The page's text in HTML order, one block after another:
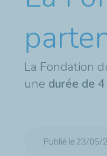
La Fondation
une durée de
Publié le 23/05/